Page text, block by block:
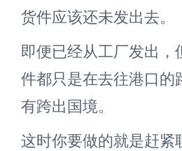
货件应该还未发出去。
即便已经从工厂发出，
件都只是在去往港口的
有跨出国境。
这时你要做的就是赶紧